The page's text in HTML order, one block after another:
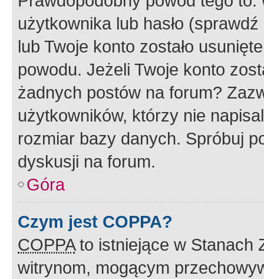
użytkownika lub hasło
lub Twoje konto zostało
powodu. Jeżeli Twoje konto
żadnych postów na forum?
użytkowników, którzy nie
rozmiar bazy danych. Spróbuj
dyskusji na forum.
Góra
Czym jest COPPA?
COPPAto istniejące w Stanach
witrynom, mogącym